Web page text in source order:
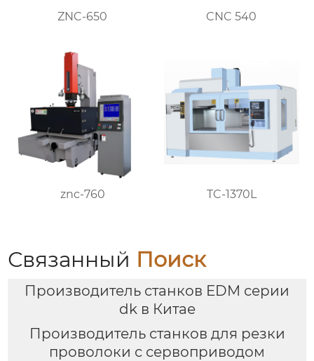
ZNC-650 CNC 540
znc-760 TC-1370L
Связанный Поиск
Производитель станков EDM серии
dk в Китае
Производитель станков для резки
проволоки с сервоприводом